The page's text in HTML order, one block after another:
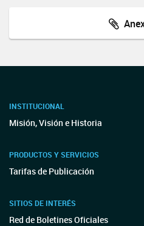
INSTITUCIONAL
Misión, Visión e Historia
PRODUCTOS Y SERVICIOS
Tarifas de Publicación
SITIOS DE INTERÉS
Red de Boletines Oficiales